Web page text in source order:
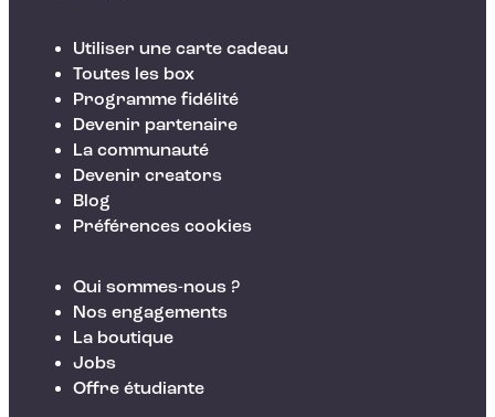
Utiliser une carte cadeau
Toutes les box
Programme fidélité
Devenir partenaire
La communauté
Devenir creators
Blog
Préférences cookies
Qui sommes-nous ?
Nos engagements
La boutique
Jobs
Offre étudiante